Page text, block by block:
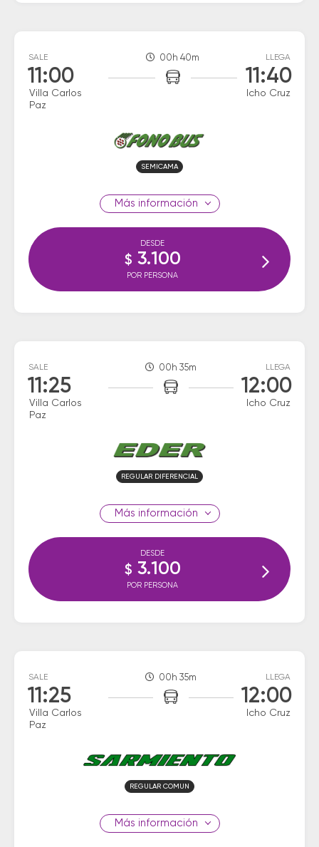
SALE
11:00
Villa Carlos
Paz
00h 40m LLEGA
11:40
Icho Cruz
SEMICAMA
información
DESDE
$ 3.100
POR PERSONA
SALE
11:25
Villa Carlos
Paz
00h 35m LLEGA
12:00
Icho Cruz
REGULAR DIFERENCIAL
información
DESDE
$ 3.100
POR PERSONA
SALE
11:25
Villa Carlos
Paz
00h 35m LLEGA
12:00
Icho Cruz
REGULAR COMUN
información